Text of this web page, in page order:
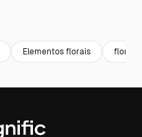
Elementos florais flores